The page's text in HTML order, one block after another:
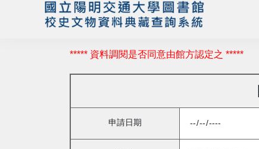
***** 資料調閱是否同意由館方認定之 *****
申請日期